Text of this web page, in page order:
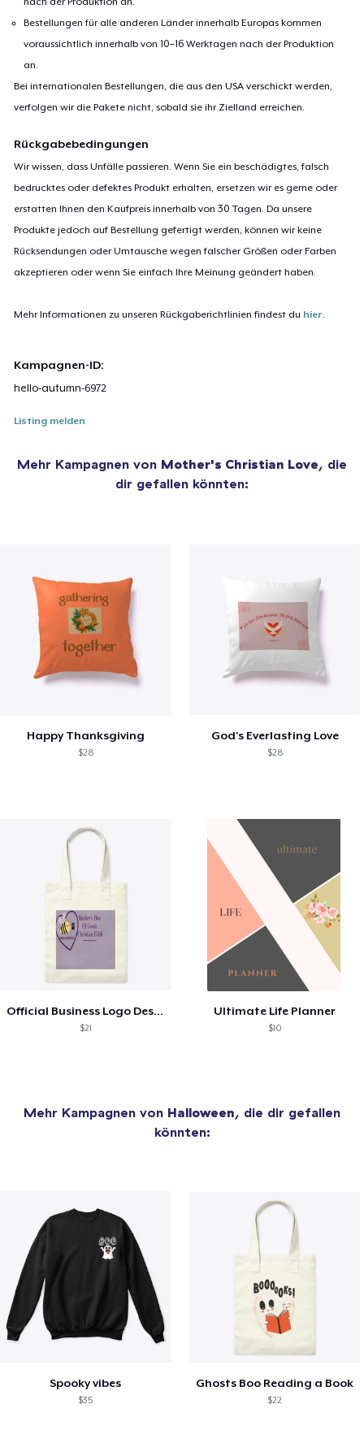
Bestellungen für alle anderen Länder innerhalb Europas kommen
voraussichtlich innerhalb von 10–16 Werktagen nach der Produktion
an.
Bei internationalen Bestellungen, die aus den USA verschickt werden,
verfolgen wir die Pakete nicht, sobald sie ihr Zielland erreichen.
Rückgabebedingungen
Wir wissen, dass Unfälle passieren. Wenn Sie ein beschädigtes, falsch
bedrucktes oder defektes Produkt erhalten, ersetzen wir es gerne oder
erstatten Ihnen den Kaufpreis innerhalb von 30 Tagen. Da unsere
Produkte jedoch auf Bestellung gefertigt werden, können wir keine
Rücksendungen oder Umtausche wegen falscher Größen oder Farben
akzeptieren oder wenn Sie einfach Ihre Meinung geändert haben.
Mehr Informationen zu unseren Rückgaberichtlinien findest du hier.
Kampagnen-ID:
hello-autumn-6972
Listing melden
Mehr Kampagnen von Mother's Christian Love, die
dir gefallen könnten:
Happy Thanksgiving
$28
God's Everlasting Love
$28
Official Business Logo Design
$21
Ultimate Life Planner
$10
Mehr Kampagnen von Halloween, die dir gefallen
könnten:
Spooky vibes
$35
Ghosts Boo Reading a Book
$22